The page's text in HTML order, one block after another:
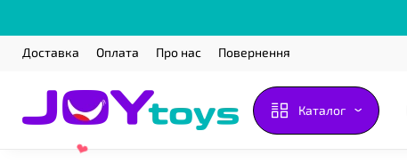
Доставка Оплата Про нас Повернення
Каталог